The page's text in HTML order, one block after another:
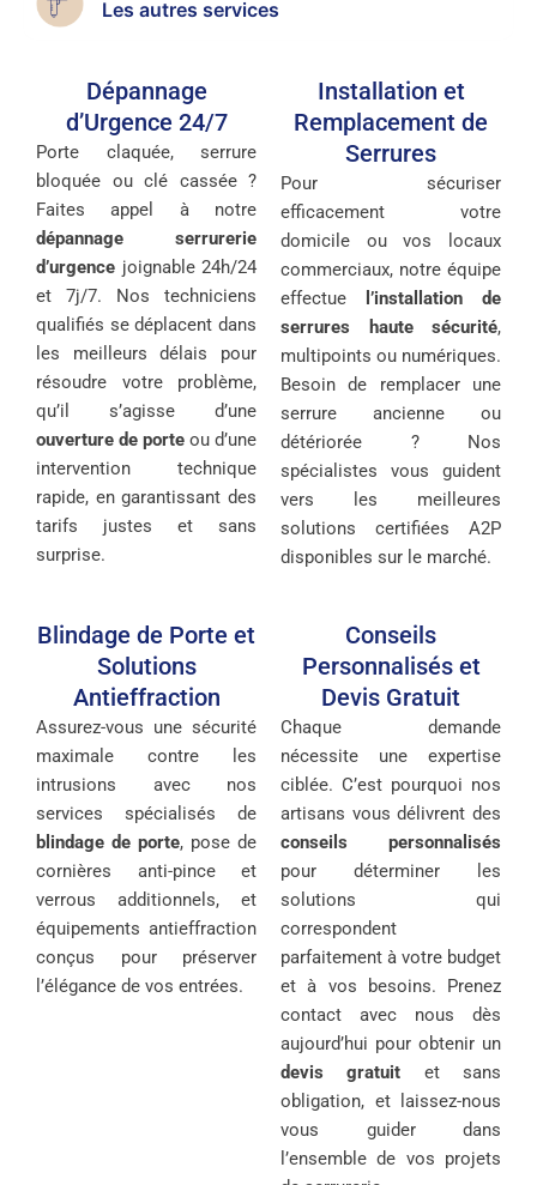
Les autres services
Dépannage
d’Urgence 24/7
Porte claquée, serrure
bloquée ou clé cassée ?
Faites appel à notre
dépannage serrurerie
d’urgence joignable 24h/24
et 7j/7. Nos techniciens
qualifiés se déplacent dans
les meilleurs délais pour
résoudre votre problème,
qu’il s’agisse d’une
ouverture de porte ou d’une
intervention technique
rapide, en garantissant des
tarifs justes et sans
surprise.
Installation et
Remplacement de
Serrures
Pour sécuriser
efficacement votre
domicile ou vos locaux
commerciaux, notre équipe
effectue
l’installation de
serrures haute sécurité,
multipoints ou numériques.
Besoin de remplacer une
serrure ancienne ou
détériorée ? Nos
spécialistes vous guident
vers les meilleures
solutions certifiées A2P
disponibles sur le marché.
Blindage de Porte et
Solutions
Antieffraction
Assurez-vous une sécurité
maximale contre les
intrusions avec nos
services spécialisés de
blindage de porte, pose de
cornières anti-pince et
verrous additionnels, et
équipements antieffraction
conçus pour préserver
l’élégance de vos entrées.
Conseils
Personnalisés et
Devis Gratuit
Chaque demande
nécessite une expertise
ciblée. C’est pourquoi nos
artisans vous délivrent des
conseils personnalisés
pour déterminer les
solutions qui
correspondent
parfaitement à votre budget
et à vos besoins. Prenez
contact avec nous dès
aujourd’hui pour obtenir un
devis gratuit et sans
obligation, et laissez-nous
vous guider dans
l’ensemble de vos projets